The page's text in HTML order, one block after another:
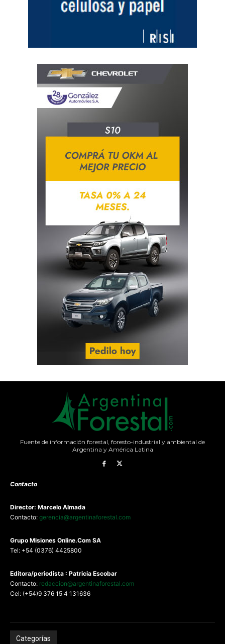
Fuente de información forestal, foresto-industrial y ambiental de
Argentina y América Latina
Contacto
Director: Marcelo Almada
Contacto: gerencia@argentinaforestal.com
Grupo Misiones Online.Com SA
Tel: +54 (0376) 4425800
Editora/periodista : Patricia Escobar
Contacto: redaccion@argentinaforestal.com
Cel: (+54)9 376 15 4 131636
Categorías